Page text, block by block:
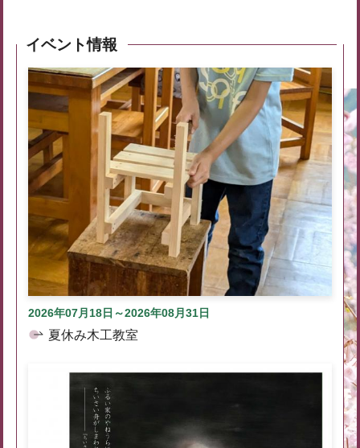
イベント情報
2026年07月18日～2026年08月31日
夏休み木工教室